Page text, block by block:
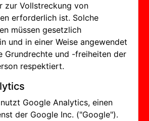
zur Vollstreckung von
erforderlich ist. Solche
müssen gesetzlich
und in einer Weise angewendet
Grundrechte und -freiheiten der
respektiert.
Google Analytics, einen
der Google Inc. ("Google").